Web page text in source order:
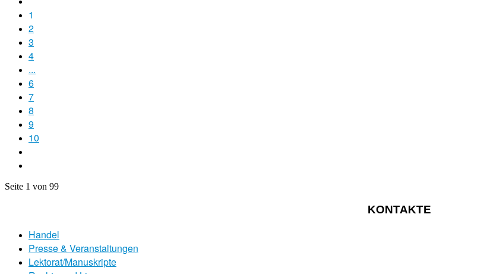
1
2
3
4
...
6
7
8
9
10
Seite 1 von 99
KONTAKTE
Handel
Presse & Veranstaltungen
Lektorat/Manuskripte